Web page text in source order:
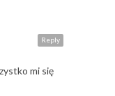
Reply
mi się